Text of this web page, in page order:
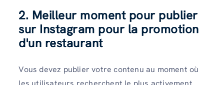
2. Meilleur moment pour publier
sur Instagram pour la promotion
d'un restaurant
Vous devez publier votre contenu au moment où